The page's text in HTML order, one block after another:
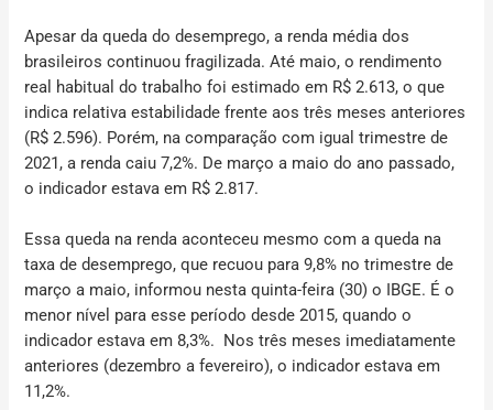
Apesar da queda do desemprego, a renda média dos
brasileiros continuou fragilizada. Até maio, o rendimento
real habitual do trabalho foi estimado em R$ 2.613, o que
indica relativa estabilidade frente aos três meses anteriores
(R$ 2.596). Porém, na comparação com igual trimestre de
2021, a renda caiu 7,2%. De março a maio do ano passado,
o indicador estava em R$ 2.817.
Essa queda na renda aconteceu mesmo com a queda na
taxa de desemprego, que recuou para 9,8% no trimestre de
março a maio, informou nesta quinta-feira (30) o IBGE. É o
menor nível para esse período desde 2015, quando o
indicador estava em 8,3%. Nos três meses imediatamente
anteriores (dezembro a fevereiro), o indicador estava em
11,2%.